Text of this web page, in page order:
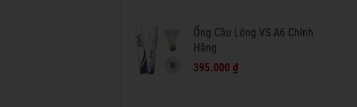
Ống Cầu Lông VS A6 Chính
Hãng
395.000 ₫